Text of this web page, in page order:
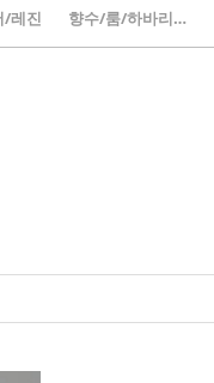
/레진 향수/룸/하바리움